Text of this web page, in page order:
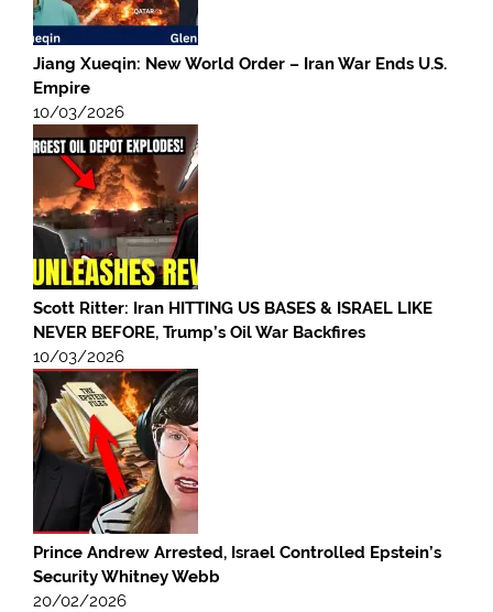
Jiang Xueqin: New World Order – Iran War Ends U.S.
Empire
10/03/2026
Scott Ritter: Iran HITTING US BASES & ISRAEL LIKE
NEVER BEFORE, Trump’s Oil War Backfires
10/03/2026
Prince Andrew Arrested, Israel Controlled Epstein’s
Security Whitney Webb
20/02/2026